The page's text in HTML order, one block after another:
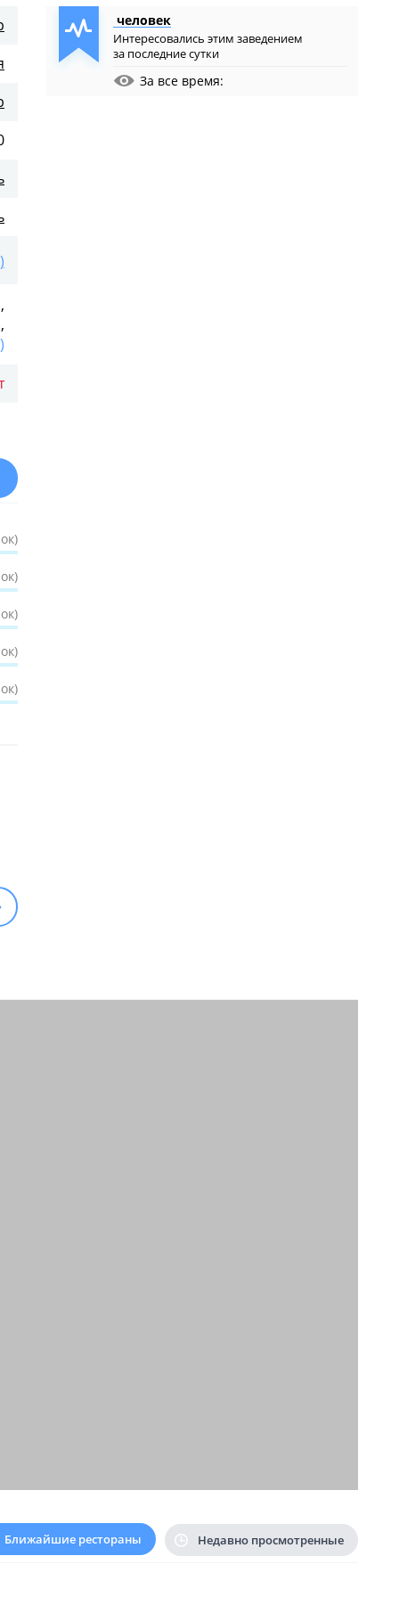
,
,
человек
Интересовались этим заведением
за последние сутки
За все время:
Ближайшие рестораны Недавно просмотренные